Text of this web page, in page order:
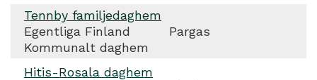
Tennby familjedaghem
Egentliga Finland
Pargas
Kommunalt daghem
Hitis-Rosala daghem